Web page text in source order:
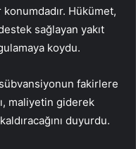
Hükümet,
sağlayan yakıt
koydu.
fakirlere
maliyetin giderek
duyurdu.